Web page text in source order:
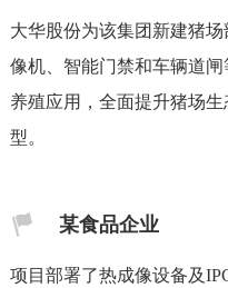
大华股份为该集团新建猪
像机、智能门禁和车辆道
养殖应用，全面提升猪场
型。
某食品企业
项目部署了热成像设备及